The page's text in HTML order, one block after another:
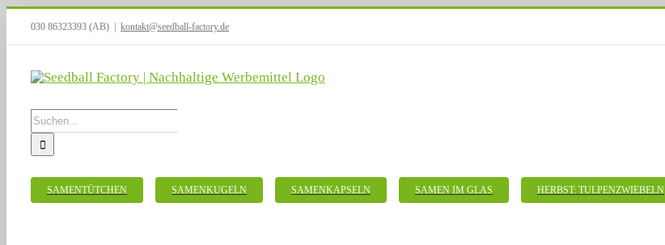
030 86323393 (AB) kontakt@seedball-factory.de
Suche
nach:
SAMENTÜTCHEN SAMENKUGELN SAMENKAPSELN SAMEN IM GLAS HERBST: TULPENZWIEBELN